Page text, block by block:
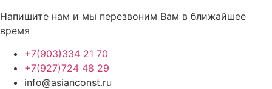
Напишите нам и мы перезвоним Вам в ближайшее
время
+7(903)334 21 70
+7(927)724 48 29
info@asianconst.ru